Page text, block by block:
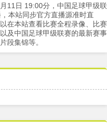
11日 19:00分，中国足球甲级联
本站同步官方直播源准时直
在本站查看比赛全程录像、比赛
及中国足球甲级联赛的最新赛事
段集锦等。